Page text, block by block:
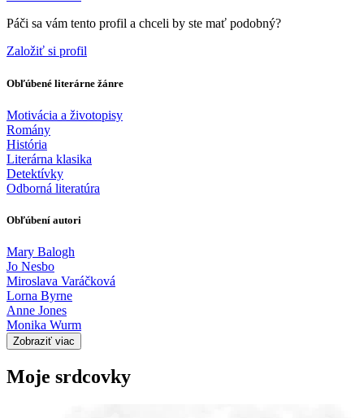
Páči sa vám tento profil a chceli by ste mať podobný?
Založiť si profil
Obľúbené literárne žánre
Motivácia a životopisy
Romány
História
Literárna klasika
Detektívky
Odborná literatúra
Obľúbení autori
Mary Balogh
Jo Nesbo
Miroslava Varáčková
Lorna Byrne
Anne Jones
Monika Wurm
Zobraziť viac
Moje srdcovky